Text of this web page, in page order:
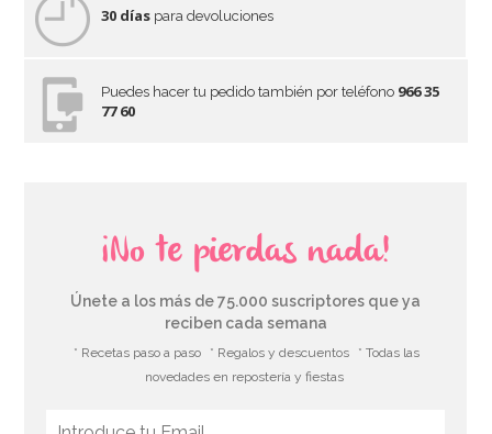
30 días para devoluciones
Puedes hacer tu pedido también por teléfono 966 35
77 60
¡No te pierdas nada!
Únete a los más de 75.000 suscriptores que ya
reciben cada semana
* Recetas paso a paso * Regalos y descuentos
* Todas las
novedades en repostería y fiestas